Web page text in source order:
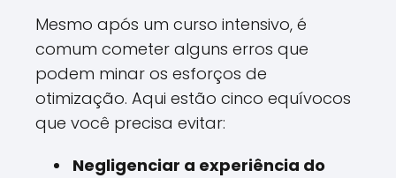
Mesmo após um curso intensivo, é
comum cometer alguns erros que
podem minar os esforços de
otimização. Aqui estão cinco equívocos
que você precisa evitar:
Negligenciar a experiência do